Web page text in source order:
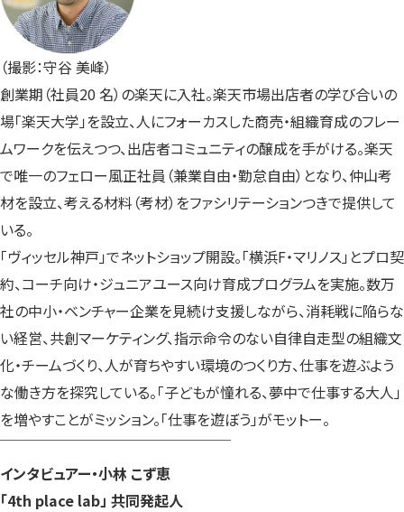
（撮影：守谷 美峰）
創業期（社員20 名）の楽天に入社。楽天市場出店者の学び合いの
場「楽天大学」を設立、人にフォーカスした商売・組織育成のフレー
ムワークを伝えつつ、出店者コミュニティの醸成を手がける。楽天
で唯一のフェロー風正社員（兼業自由・勤怠自由）となり、仲山考
材を設立、考える材料（考材）をファシリテーションつきで提供して
いる。
「ヴィッセル神戸」でネットショップ開設。「横浜F・マリノス」とプロ契
約、コーチ向け・ジュニアユース向け育成プログラムを実施。数万
社の中小・ベンチャー企業を見続け支援しながら、消耗戦に陥らな
い経営、共創マーケティング、指示命令のない自律自走型の組織文
化・チームづくり、人が育ちやすい環境のつくり方、仕事を遊ぶよう
な働き方を探究している。「子どもが憧れる、夢中で仕事する大人」
を増やすことがミッション。「仕事を遊ぼう」がモットー。
￣￣￣￣￣￣￣￣￣￣￣￣￣￣￣￣
インタビュアー・小林 こず恵
「4th place lab」 共同発起人